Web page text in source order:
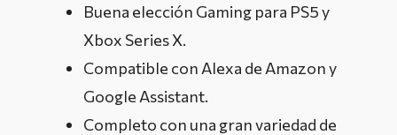
Buena elección Gaming para PS5 y
Xbox Series X.
Compatible con Alexa de Amazon y
Google Assistant.
Completo con una gran variedad de